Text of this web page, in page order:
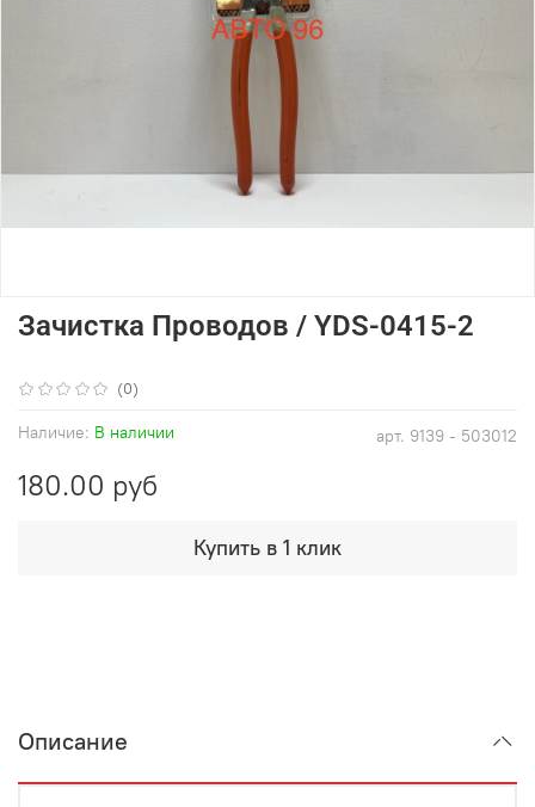
(0)
арт. 9139 - 503012
Наличие: В наличии
Зачистка Проводов / YDS-0415-2
180.00 руб
Купить в 1 клик
Описание